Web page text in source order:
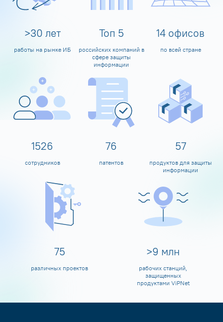
>30 лет
работы на рынке ИБ
Топ 5
российских компаний в
сфере защиты
информации
14 офисов
по всей стране
1600
сотрудников
80
патентов
60
продуктов для защиты
информации
80
различных проектов
>10 млн
рабочих станций,
защищенных
продуктами ViPNet